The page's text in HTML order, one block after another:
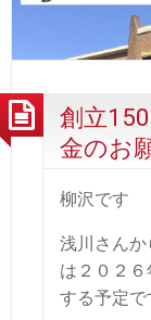
創立
金のお
柳沢です
浅川さん
は２０２６
する予定で